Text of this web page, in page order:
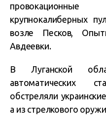
крупнокалиберных
возле Песков,
Авдеевки.
В Луганской
автоматических
обстреляли
а из стрелкового